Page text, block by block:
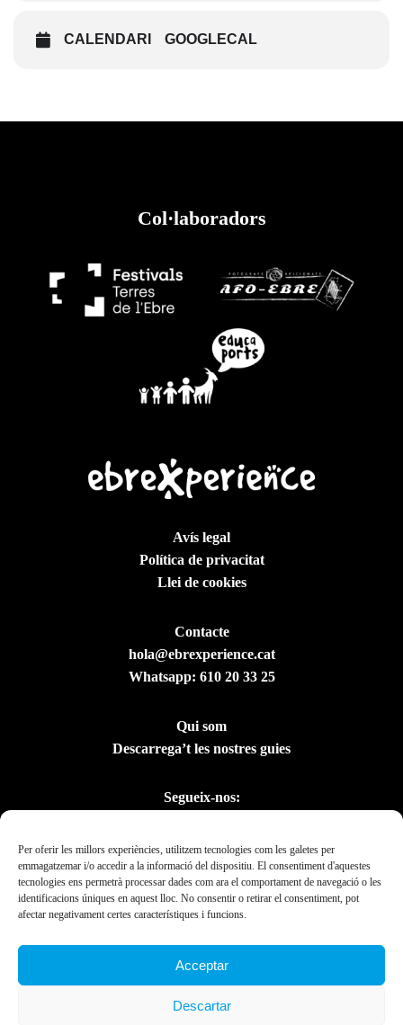
Per oferir les millors experiències, utilitzem tecnologies com les galetes per
emmagatzemar i/o accedir a la informació del dispositiu. El consentiment d'aquestes
tecnologies ens permetrà processar dades com ara el comportament de navegació o les
identificacions úniques en aquest lloc. No consentir o retirar el consentiment, pot
afectar negativament certes característiques i funcions.
Acceptar
Descartar
CALENDARI GOOGLECAL
Col·laboradors
Avís legal
Política de privacitat
Llei de cookies
Contacte
hola@ebrexperience.cat
Whatsapp: 610 20 33 25
Qui som
Descarrega’t les nostres guies
Segueix-nos: